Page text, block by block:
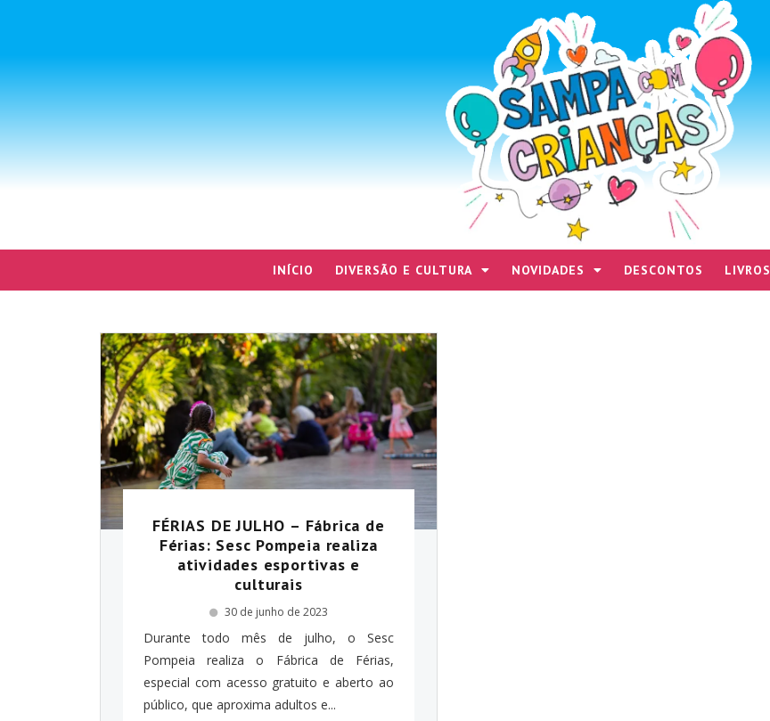
INÍCIO DIVERSÃO E CULTURA NOVIDADES DESCONTOS LIVROS
FÉRIAS DE JULHO – Fábrica de
Férias: Sesc Pompeia realiza
atividades esportivas e
culturais
30 de junho de 2023
Durante todo mês de julho, o Sesc
Pompeia realiza o Fábrica de Férias,
especial com acesso gratuito e aberto ao
público, que aproxima adultos e...